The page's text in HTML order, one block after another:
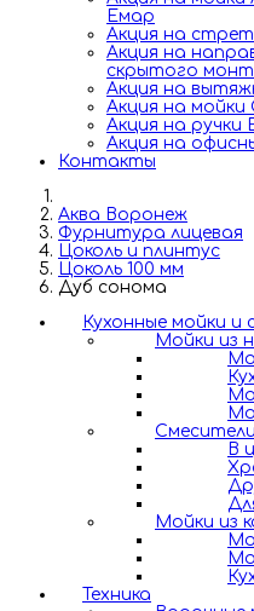
Емар
Акция на
Акция на
скрытого
Акция на
Акция на мойки
Акция на ручки
Акция на
Контакты
Аква Воронеж
Фурнитура лицевая
Цоколь и плинтус
Цоколь 100 мм
Дуб сонома
Кухонные мойки и
Мойки из
Смесители
В
Мойки из
Техника